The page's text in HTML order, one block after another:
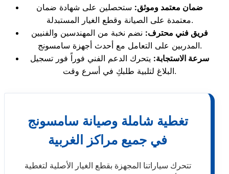
ضمان معتمد وموثق: ستحصلين على شهادة ضمان
معتمدة على الصيانة وقطع الغيار المستبدلة.
فريق فني محترف: نضم نخبة من المهندسين والفنيين
المدربين على التعامل مع أحدث أجهزة سامسونج.
سرعة الاستجابة: يتحرك الدعم الفني فوراً فور تسجيل
البلاغ لتلبية طلبكِ في أسرع وقت.
تغطية شاملة وصيانة سامسونج
في جميع مراكز الغربية
تتحرك سياراتنا المجهزة بقطع الغيار الأصلية لتغطية